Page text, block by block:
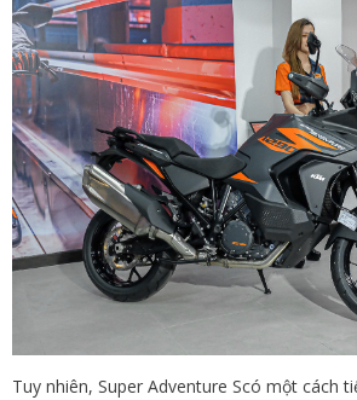
Tuy nhiên, Super Adventure Scó một cách